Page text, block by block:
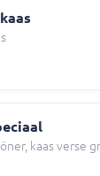
kaas verse